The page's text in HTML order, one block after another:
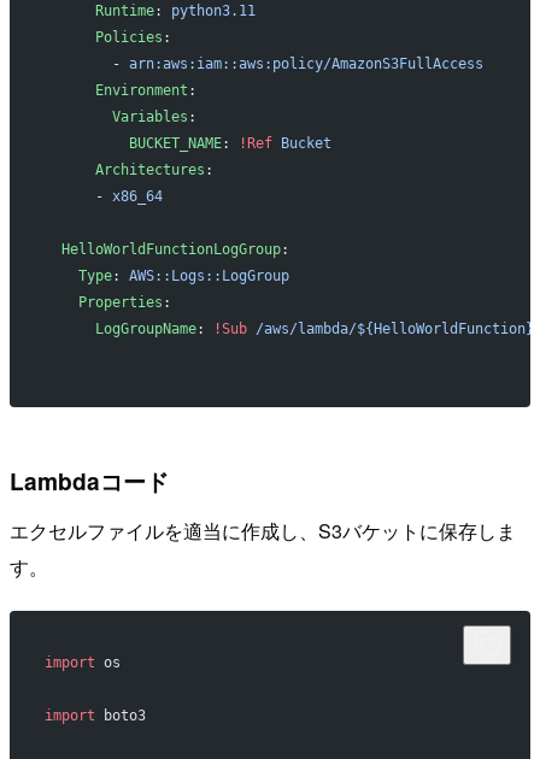
      Runtime
: python3.11
      Policies
:
        -
arn:aws:iam::aws:policy/AmazonS3FullAccess
      Environment
:
        Variables
:
          BUCKET_NAME
: !Ref Bucket
      Architectures
:
      -
x86_64
  HelloWorldFunctionLogGroup
:
    Type
: AWS::Logs::LogGroup
    Properties
:
      LogGroupName
: !Sub /aws/lambda/${HelloWorldFunction}
Lambdaコード
エクセルファイルを適当に作成し、S3バケットに保存しま
す。
import os
import boto3